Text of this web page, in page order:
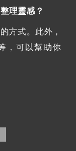
理靈感？
方式。此外，
，可以幫助你